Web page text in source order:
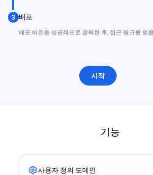
3 배포
배포 버튼을 성공적으로 클릭한 후, 접근 링크를 얻
시작
기능
사용자 정의 도메인